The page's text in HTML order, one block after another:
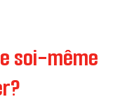
soi-même